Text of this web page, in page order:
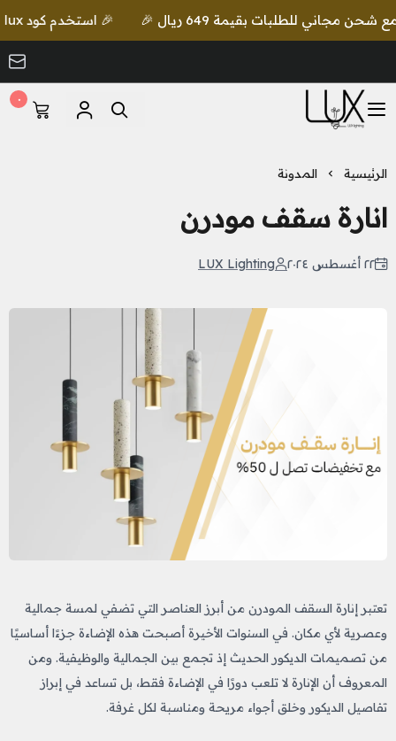
🎉 استخدم كود lux واحصل على خصم إضافي مع شحن مجاني للطلبات بقيمة 649 ريال 🎉
LUX Lighting
٠
الرئيسية المدونة
انارة سقف مودرن
٢٢ أغسطس ٢٠٢٤ LUX Lighting
تعتبر إنارة السقف المودرن من أبرز العناصر التي تضفي لمسة جمالية
وعصرية لأي مكان. في السنوات الأخيرة أصبحت هذه الإضاءة جزءًا أساسيًا
من تصميمات الديكور الحديث إذ تجمع بين الجمالية والوظيفية. ومن
المعروف أن الإنارة لا تلعب دورًا في الإضاءة فقط، بل تساعد في إبراز
تفاصيل الديكور وخلق أجواء مريحة ومناسبة لكل غرفة.